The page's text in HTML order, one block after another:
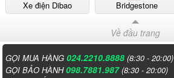
Xe điện Dibao Bridgestone
Về đầu trang
GỌI MUA HÀNG024.2210.8888 (8:30 - 20:00)
GỌI BẢO HÀNH098.7881.987 (8:30 - 20:00)